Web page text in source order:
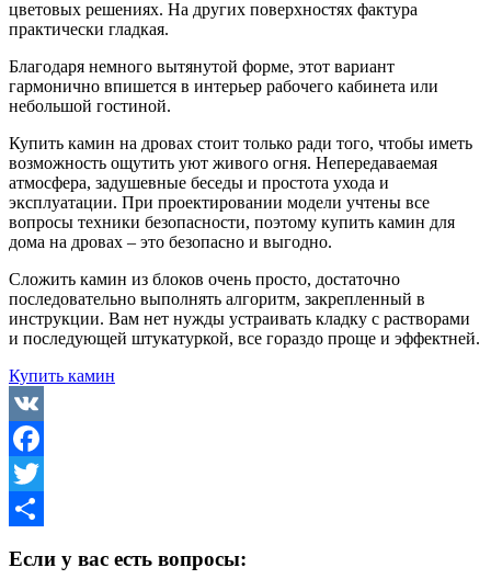
цветовых решениях. На других поверхностях фактура
практически гладкая.
Благодаря немного вытянутой форме, этот вариант
гармонично впишется в интерьер рабочего кабинета или
небольшой гостиной.
Купить камин на дровах стоит только ради того, чтобы иметь
возможность ощутить уют живого огня. Непередаваемая
атмосфера, задушевные беседы и простота ухода и
эксплуатации. При проектировании модели учтены все
вопросы техники безопасности, поэтому купить камин для
дома на дровах – это безопасно и выгодно.
Сложить камин из блоков очень просто, достаточно
последовательно выполнять алгоритм, закрепленный в
инструкции. Вам нет нужды устраивать кладку с растворами
и последующей штукатуркой, все гораздо проще и эффектней.
Купить камин
VK
Facebook
Twitter
Если у вас есть вопросы: